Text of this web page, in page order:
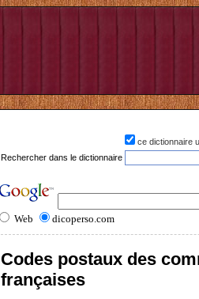
ce dictionnaire
Rechercher dans le dictionnaire
Web dicoperso.com
Codes postaux des
françaises